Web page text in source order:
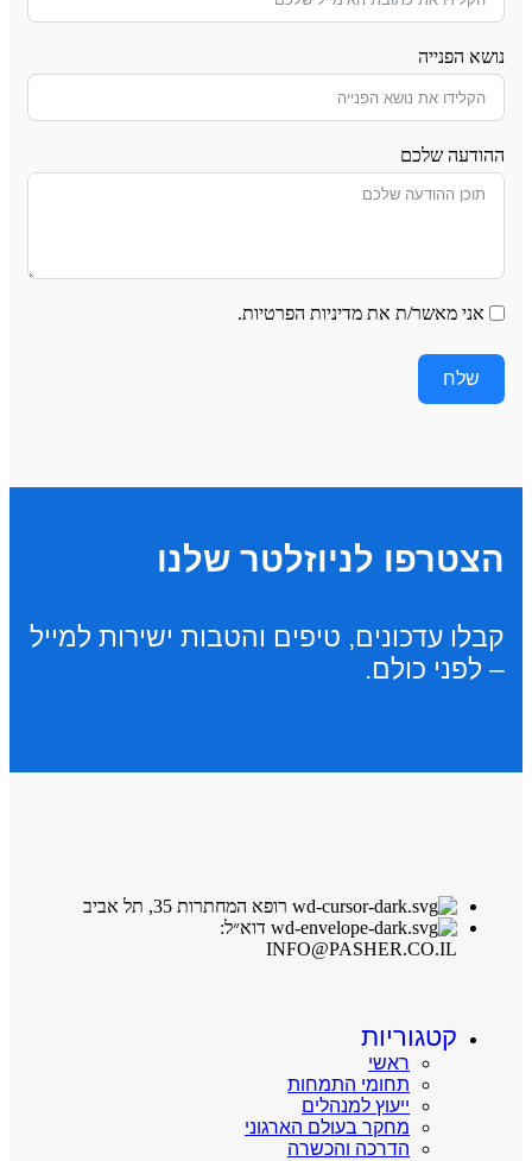
נושא הפנייה
ההודעה שלכם
אני מאשר/ת את מדיניות הפרטיות.
שלח
הצטרפו לניוזלטר שלנו
קבלו עדכונים, טיפים והטבות ישירות למייל
– לפני כולם.
רופא המחתרות 35, תל אביב
דוא״ל:
INFO@PASHER.CO.IL
קטגוריות
ראשי
תחומי התמחות
ייעוץ למנהלים
מחקר בעולם הארגוני
הדרכה והכשרה